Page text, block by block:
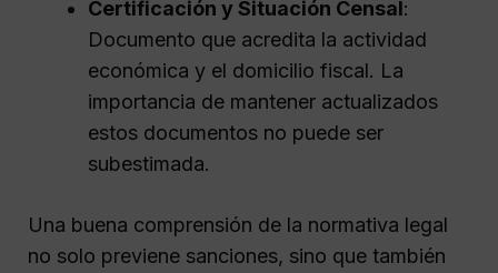
Certificación y Situación Censal:
Documento que acredita la actividad
económica y el domicilio fiscal. La
importancia de mantener actualizados
estos documentos no puede ser
subestimada.
Una buena comprensión de la normativa legal
no solo previene sanciones, sino que también